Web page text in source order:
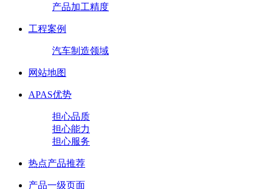
产品加工精度
工程案例
汽车制造领域
网站地图
APAS优势
担心品质
担心能力
担心服务
热点产品推荐
产品一级页面